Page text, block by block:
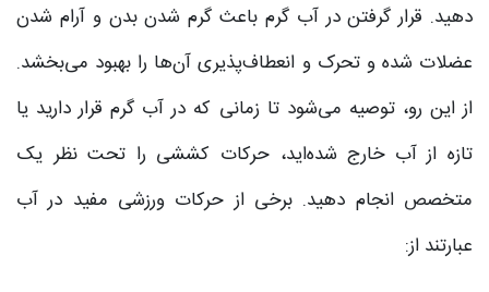
دهید. قرار گرفتن در آب گرم باعث گرم شدن بدن و آرام شدن
عضلات شده و تحرک و انعطاف‌پذیری آن‌ها را بهبود می‌بخشد.
از این رو، توصیه می‌شود تا زمانی که در آب گرم قرار دارید یا
تازه از آب خارج شده‌اید، حرکات کششی را تحت نظر یک
متخصص انجام دهید. برخی از حرکات ورزشی مفید در آب
عبارتند از: